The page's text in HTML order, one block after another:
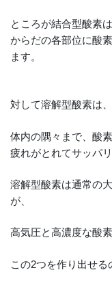
ところが結合型酸素
からだの各部位に酸
ます。
対して溶解型酸素は
体内の隅々まで、酸
疲れがとれてサッパ
溶解型酸素は通常の
が、
高気圧と高濃度な酸
この2つを作り出せる